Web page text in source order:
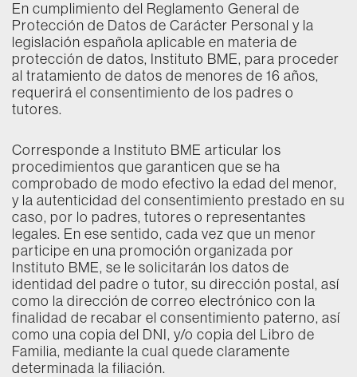
En cumplimiento del Reglamento General de
Protección de Datos de Carácter Personal y la
legislación española aplicable en materia de
protección de datos, Instituto BME, para proceder
al tratamiento de datos de menores de 16 años,
requerirá el consentimiento de los padres o
tutores.
Corresponde a Instituto BME articular los
procedimientos que garanticen que se ha
comprobado de modo efectivo la edad del menor,
y la autenticidad del consentimiento prestado en su
caso, por lo padres, tutores o representantes
legales. En ese sentido, cada vez que un menor
participe en una promoción organizada por
Instituto BME, se le solicitarán los datos de
identidad del padre o tutor, su dirección postal, así
como la dirección de correo electrónico con la
finalidad de recabar el consentimiento paterno, así
como una copia del DNI, y/o copia del Libro de
Familia, mediante la cual quede claramente
determinada la filiación.